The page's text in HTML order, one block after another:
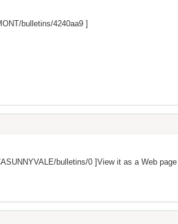
bulletins/4240aa9 ]
bulletins/0 ]View it as a Web